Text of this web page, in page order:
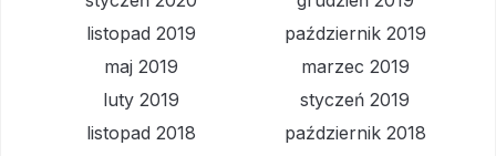
listopad 2019
październik 2019
maj 2019
marzec 2019
luty 2019
styczeń 2019
listopad 2018
październik 2018